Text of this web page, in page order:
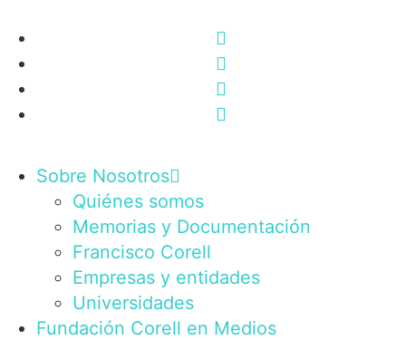
Sobre Nosotros
Quiénes somos
Memorias y Documentación
Francisco Corell
Empresas y entidades
Universidades
Fundación Corell en Medios